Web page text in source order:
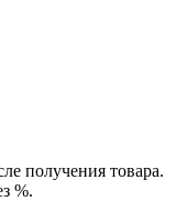
получения товара.
%.